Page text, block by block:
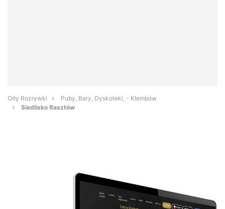
Orły Rozrywki
Puby, Bary, Dyskoteki, - Klembów
Siedlisko Rasztów